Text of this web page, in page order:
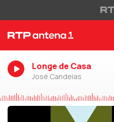
Longe de Casa
José Candeias